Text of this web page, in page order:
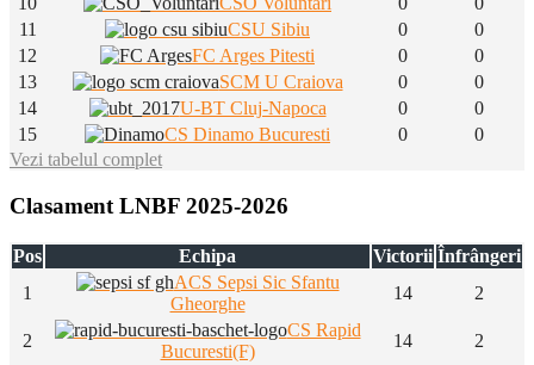
11
CSU Sibiu 0
0
12
FC Arges Pitesti 0
0
13
SCM U Craiova 0
0
14
U-BT Cluj-Napoca 0
0
15
CS Dinamo Bucuresti 0
0
Vezi tabelul complet
Clasament LNBF 2025-2026
Pos Echipa Victorii Înfrângeri
1
ACS Sepsi Sic Sfantu
Gheorghe
14 2
2
CS Rapid
Bucuresti(F)
14
2